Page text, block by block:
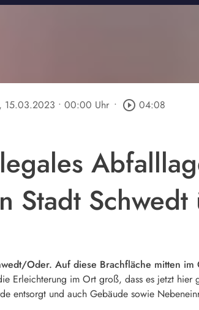
15.03.2023 • 00:00 Uhr • play_circle_outline 04:08
Stadt
Oder. Auf diese Brachfläche mitten
Erleichterung im Ort groß, dass es jetzt hier
entsorgt und auch Gebäude sowie